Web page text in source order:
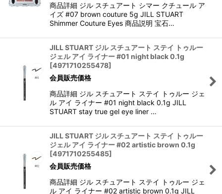
商品詳細 ジル スチュアート シマー クチュール ア
イズ #07 brown couture 5g JILL STUART
Shimmer Couture Eyes 商品説明 宝石…
JILL STUART ジル スチュアート ステイ トゥルー
ジェル アイ ライナー #01 night black 0.1g
[4971710255478]
会員販売価格
商品詳細 ジル スチュアート ステイ トゥルー ジェ
ル アイ ライナー #01 night black 0.1g JILL
STUART stay true gel eye liner …
JILL STUART ジル スチュアート ステイ トゥルー
ジェル アイ ライナー #02 artistic brown 0.1g
[4971710255485]
会員販売価格
商品詳細 ジル スチュアート ステイ トゥルー ジェ
ル アイ ライナー #02 artistic brown 0.1g JILL